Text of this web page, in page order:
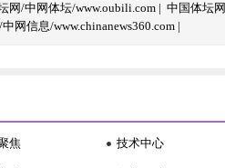
网/中网体坛/www.oubili.com | 中国体坛
网信息/www.chinanews360.com |
焦 技术中心